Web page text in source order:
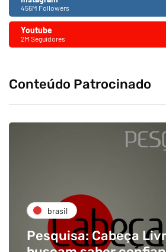
456M Followers
Youtube
2M Seguidores
Conteúdo Patrocinado
brasil
Pesquisa: Cabeça